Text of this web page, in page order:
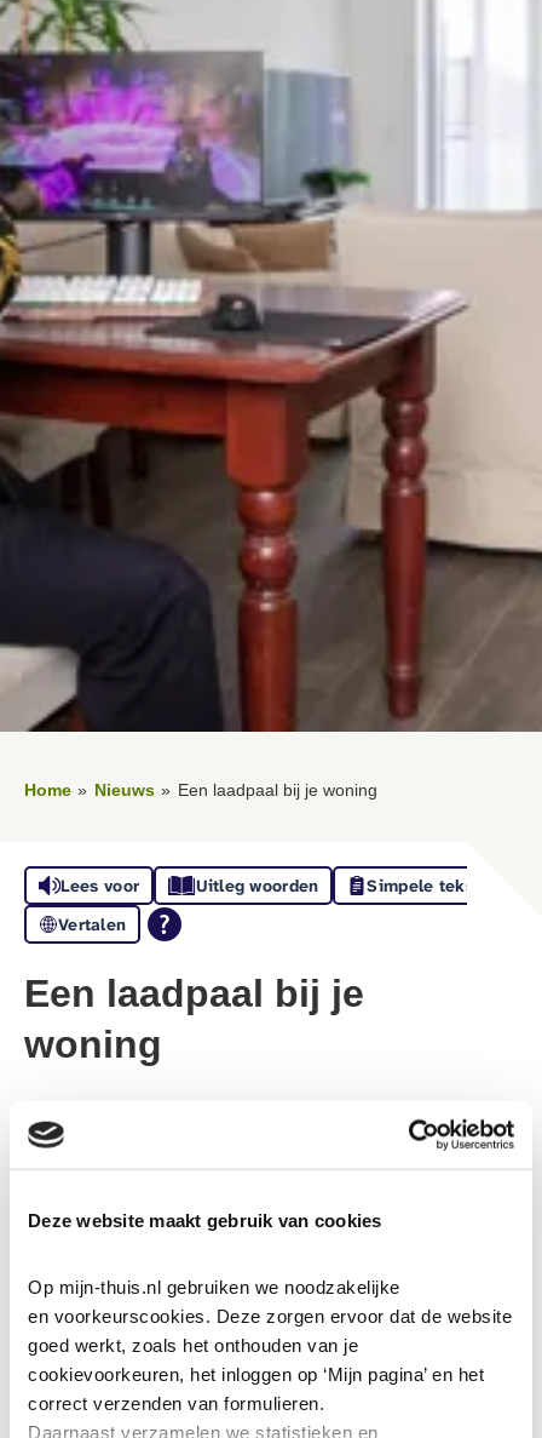
Deze website maakt gebruik van cookies
Op mijn-thuis.nl gebruiken we noodzakelijke
en voorkeurscookies. Deze zorgen ervoor dat de website
goed werkt, zoals het onthouden van je
cookievoorkeuren, het inloggen op ‘Mijn pagina’ en het
correct verzenden van formulieren.
Daarnaast verzamelen we statistieken en
Home Nieuws Een laadpaal bij je woning
Lees voor Uitleg woorden
Simpele tekst
Vertalen
Een laadpaal bij je
woning
op onze grond? Dan kun je soms een laadpaal laten
Een laadpaal is eenZelf Aangebrachte Verandering
(ZAV) . Je moet hiervoor eerst toestemming vragen aan
ons. Dat kan via de groene knop
Zelf Aangebrachte
Verandering aanvragen
. Wij beoordelen je aanvraag. We